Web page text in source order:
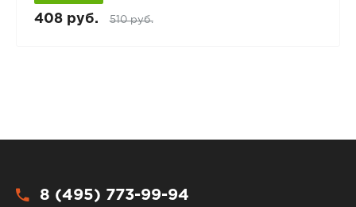
408 руб. 510 руб.
8 (495) 773-99-94